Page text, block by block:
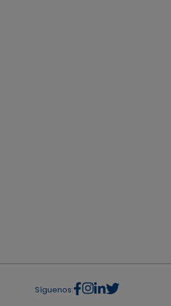
Síguenos: